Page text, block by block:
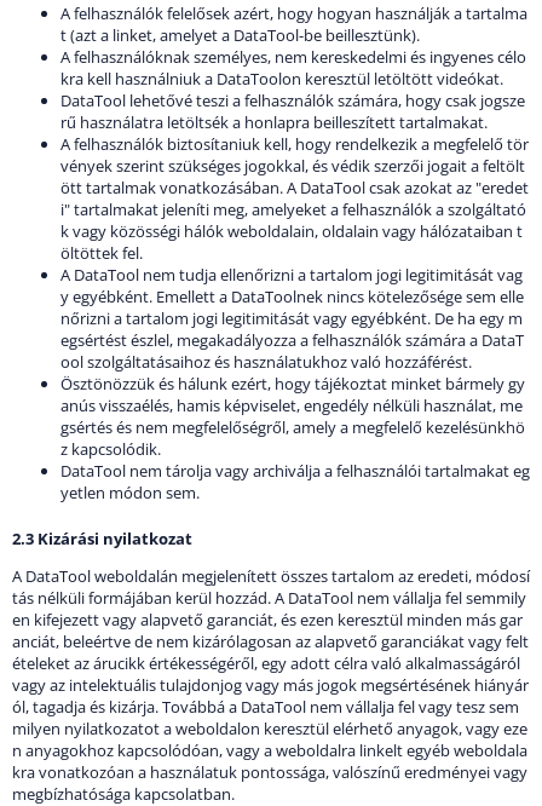
A felhasználók felelősek azért, hogy hogyan használják a tartalma
t (azt a linket, amelyet a DataTool-be beillesztünk).
A felhasználóknak személyes, nem kereskedelmi és ingyenes célo
kra kell használniuk a DataToolon keresztül letöltött videókat.
DataTool lehetővé teszi a felhasználók számára, hogy csak jogsze
rű használatra letöltsék a honlapra beilleszített tartalmakat.
A felhasználók biztosítaniuk kell, hogy rendelkezik a megfelelő tör
vények szerint szükséges jogokkal, és védik szerzői jogait a feltölt
ött tartalmak vonatkozásában. A DataTool csak azokat az "eredet
i" tartalmakat jeleníti meg, amelyeket a felhasználók a szolgáltató
k vagy közösségi hálók weboldalain, oldalain vagy hálózataiban t
öltöttek fel.
A DataTool nem tudja ellenőrizni a tartalom jogi legitimitását vag
y egyébként. Emellett a DataToolnek nincs kötelezősége sem elle
nőrizni a tartalom jogi legitimitását vagy egyébként. De ha egy m
egsértést észlel, megakadályozza a felhasználók számára a DataT
ool szolgáltatásaihoz és használatukhoz való hozzáférést.
Ösztönözzük és hálunk ezért, hogy tájékoztat minket bármely gy
anús visszaélés, hamis képviselet, engedély nélküli használat, me
gsértés és nem megfelelőségről, amely a megfelelő kezelésünkhö
z kapcsolódik.
DataTool nem tárolja vagy archiválja a felhasználói tartalmakat eg
yetlen módon sem.
2.3 Kizárási nyilatkozat
A DataTool weboldalán megjelenített összes tartalom az eredeti, módosí
tás nélküli formájában kerül hozzád. A DataTool nem vállalja fel semmily
en kifejezett vagy alapvető garanciát, és ezen keresztül minden más gar
anciát, beleértve de nem kizárólagosan az alapvető garanciákat vagy felt
ételeket az árucikk értékességéről, egy adott célra való alkalmasságáról
vagy az intelektuális tulajdonjog vagy más jogok megsértésének hiányár
ól, tagadja és kizárja. Továbbá a DataTool nem vállalja fel vagy tesz sem
milyen nyilatkozatot a weboldalon keresztül elérhető anyagok, vagy eze
n anyagokhoz kapcsolódóan, vagy a weboldalra linkelt egyéb weboldala
kra vonatkozóan a használatuk pontossága, valószínű eredményei vagy
megbízhatósága kapcsolatban.